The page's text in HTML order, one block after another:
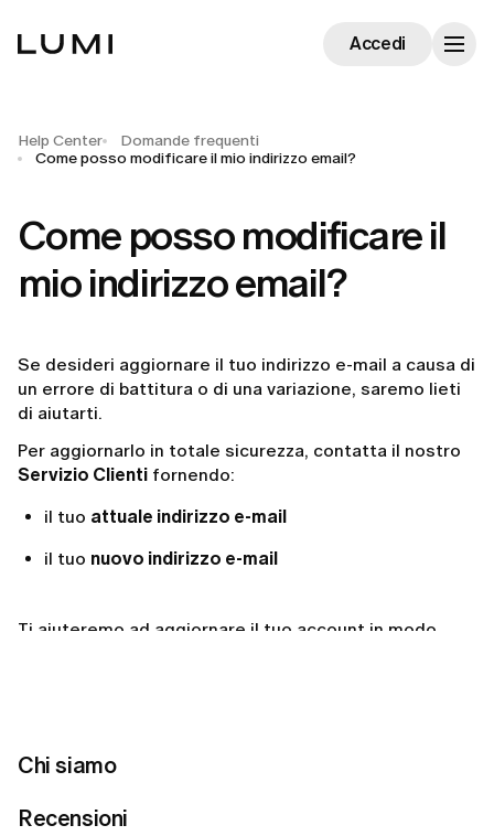
Chi siamo
Recensioni
Accedi
Help Center
Domande frequenti
Come posso modificare il mio indirizzo email?
Come posso modificare il
mio indirizzo email?
Se desideri aggiornare il tuo indirizzo e-mail a causa di
un errore di battitura o di una variazione, saremo lieti
di aiutarti.
Per aggiornarlo in totale sicurezza, contatta il nostro
Servizio Clienti fornendo:
il tuo attuale indirizzo e-mail
il tuo nuovo indirizzo e-mail
Ti aiuteremo ad aggiornare il tuo account in modo
→Come posso contattare l'assistenza clienti LUMI?
La sicurezza del tuo account è la nostra priorità, per